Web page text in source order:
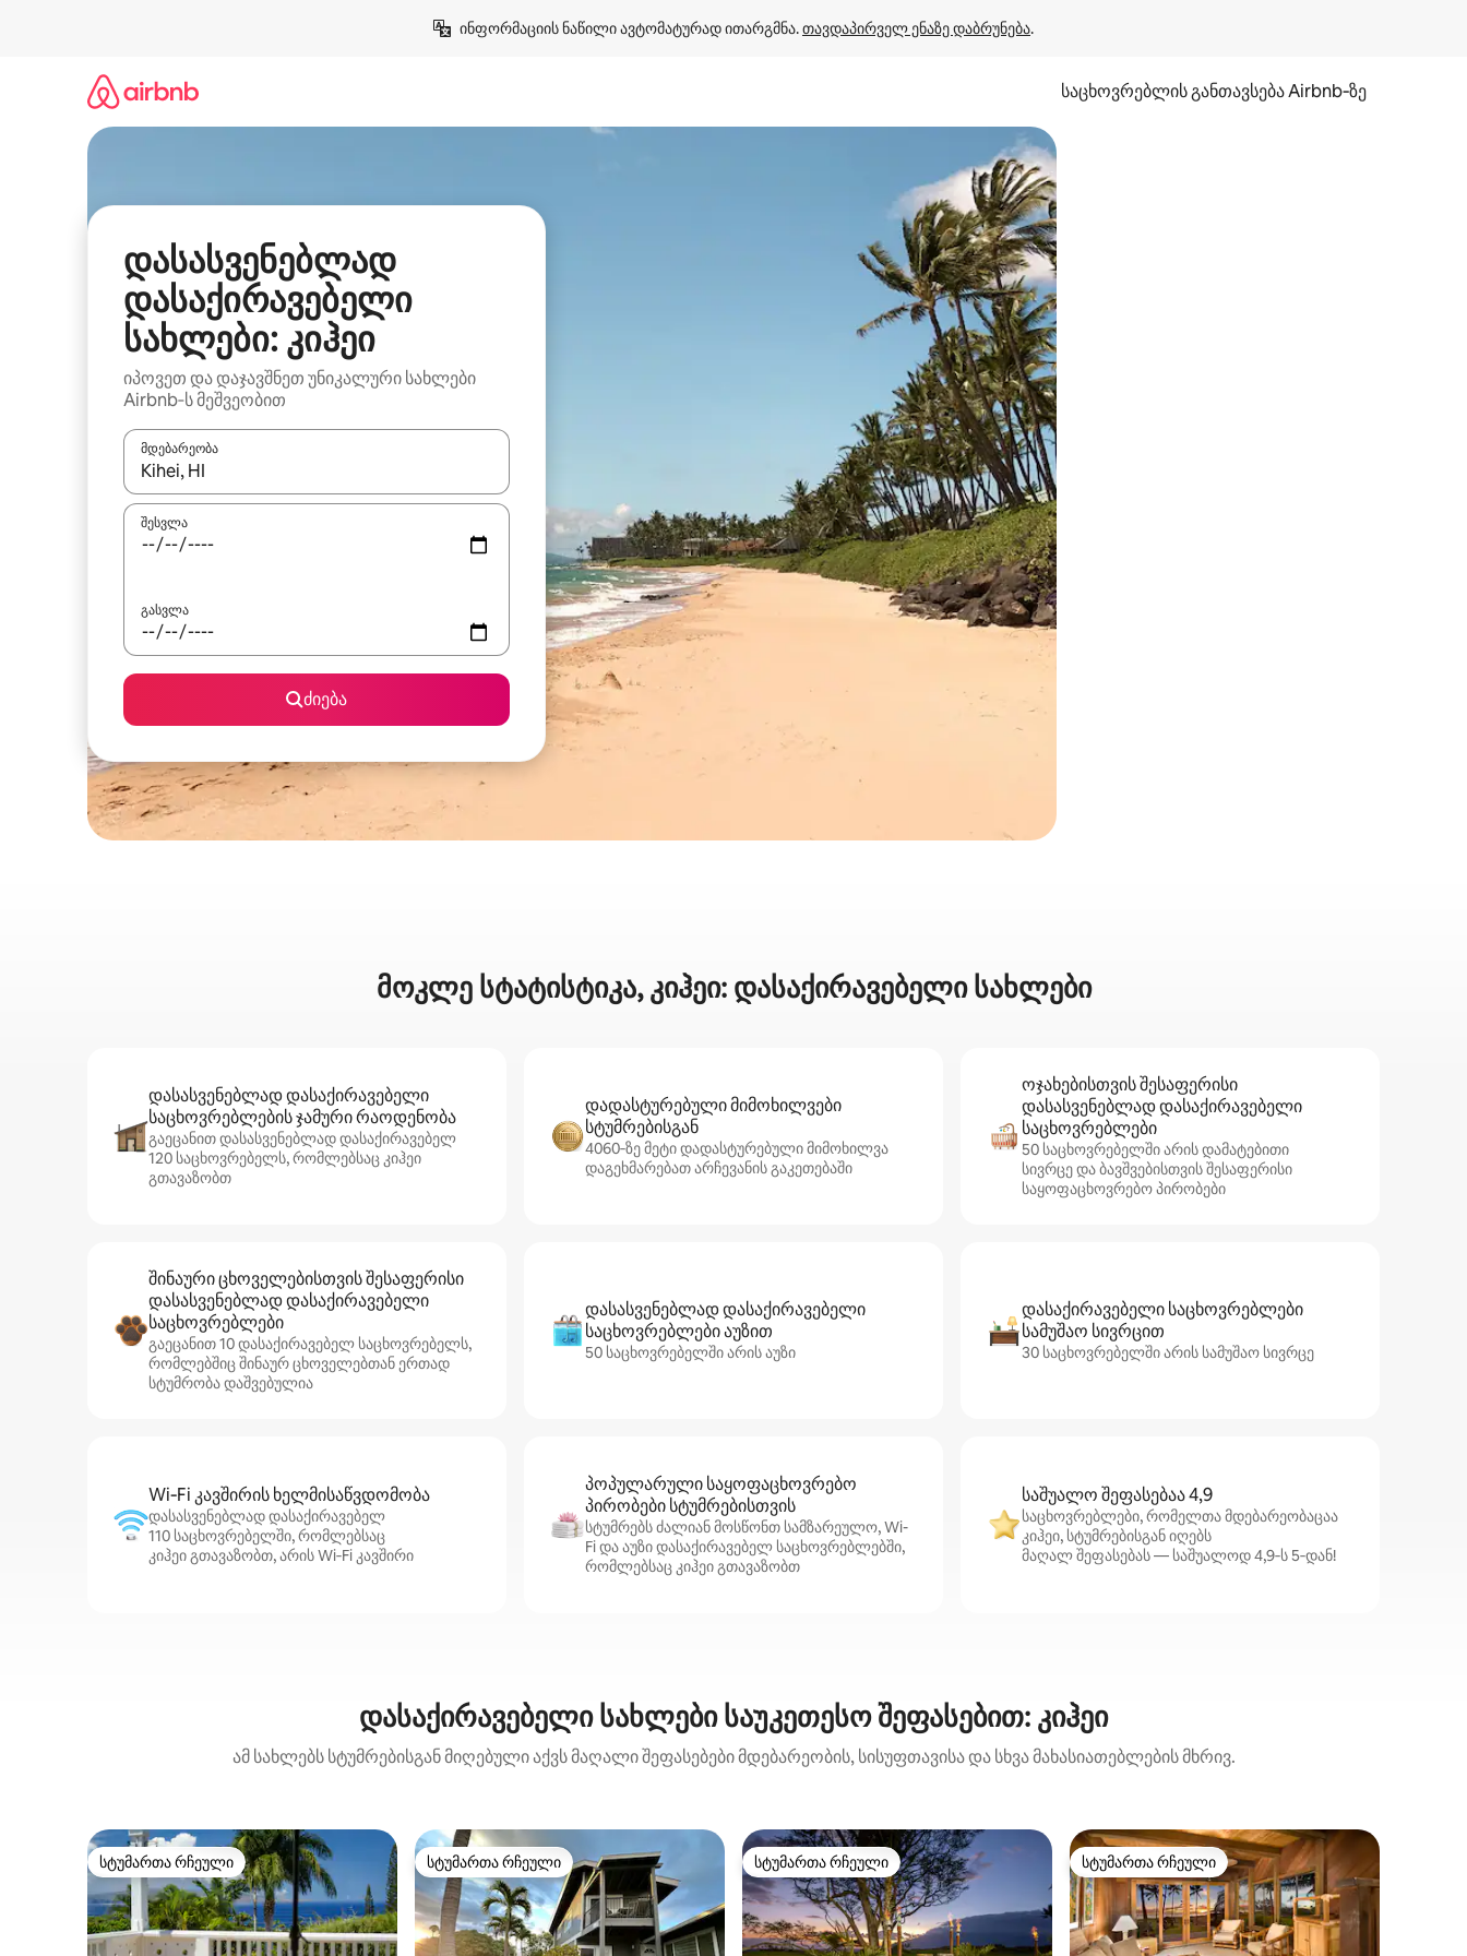
ინფორმაციის ნაწილი ავტომატურად ითარგმნა. თავდაპირველ ენაზე დაბრუნება.
საცხოვრებლის განთავსება Airbnb‑ზე
დასასვენებლად
დასაქირავებელი
სახლები: კიჰეი
იპოვეთ და დაჯავშნეთ უნიკალური სახლები
Airbnb‑ს მეშვეობით
მდებარეობა
როცა შედეგები ხელმისაწვდომი გახდება, ნავიგაციისთვის გამოიყენეთ კლავიშები ზემოთ/ქვემოთ მიმართული ისრებით ან შეხებისა თუ თითის გასმის ჟესტები.
შესვლა
გასვლა
ძიება
მოკლე სტატისტიკა, კიჰეი: დასაქირავებელი სახლები
დასასვენებლად დასაქირავებელი
საცხოვრებლების ჯამური რაოდენობა
გაეცანით დასასვენებლად დასაქირავებელ
120 საცხოვრებელს, რომლებსაც კიჰეი
გთავაზობთ
დადასტურებული მიმოხილვები
სტუმრებისგან
4060‑ზე მეტი დადასტურებული მიმოხილვა
დაგეხმარებათ არჩევანის გაკეთებაში
ოჯახებისთვის შესაფერისი
დასასვენებლად დასაქირავებელი
საცხოვრებლები
50 საცხოვრებელში არის დამატებითი
სივრცე და ბავშვებისთვის შესაფერისი
საყოფაცხოვრებო პირობები
შინაური ცხოველებისთვის შესაფერისი
დასასვენებლად დასაქირავებელი
საცხოვრებლები
გაეცანით 10 დასაქირავებელ საცხოვრებელს,
რომლებშიც შინაურ ცხოველებთან ერთად
სტუმრობა დაშვებულია
დასასვენებლად დასაქირავებელი
საცხოვრებლები აუზით
50 საცხოვრებელში არის აუზი
დასაქირავებელი საცხოვრებლები
სამუშაო სივრცით
30 საცხოვრებელში არის სამუშაო სივრცე
Wi‑Fi კავშირის ხელმისაწვდომობა
დასასვენებლად დასაქირავებელ
110 საცხოვრებელში, რომლებსაც
კიჰეი გთავაზობთ, არის Wi‑Fi კავშირი
პოპულარული საყოფაცხოვრებო
პირობები სტუმრებისთვის
სტუმრებს ძალიან მოსწონთ სამზარეულო, Wi-
Fi და აუზი დასაქირავებელ საცხოვრებლებში,
რომლებსაც კიჰეი გთავაზობთ
საშუალო შეფასებაა 4,9
საცხოვრებლები, რომელთა მდებარეობაცაა
კიჰეი, სტუმრებისგან იღებს
მაღალ შეფასებას — საშუალოდ 4,9‑ს 5‑დან!
დასაქირავებელი სახლები საუკეთესო შეფასებით: კიჰეი
ამ სახლებს სტუმრებისგან მიღებული აქვს მაღალი შეფასებები მდებარეობის, სისუფთავისა და სხვა მახასიათებლების მხრივ.
სტუმართა რჩეული
სტუმართა რჩეული სტუმართა რჩეული
სტუმართა რჩეული სტუმართა რჩეული
სტუმართა რჩეული სტუმართა რჩეული
სტუმართა რჩეული